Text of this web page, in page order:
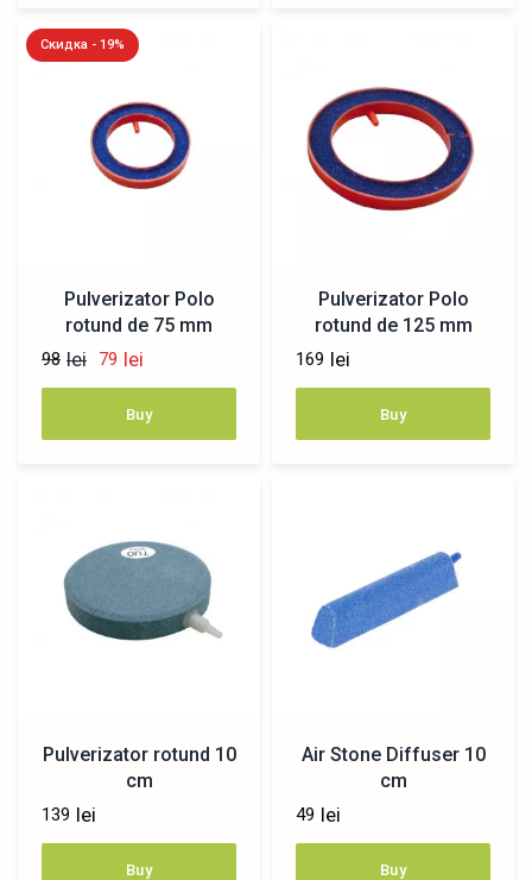
Скидка - 19%
Pulverizator Polo
rotund de 75 mm
98 lei 79 lei
Buy
Pulverizator Polo
rotund de 125 mm
169 lei
Buy
Pulverizator rotund 10
cm
139 lei
Buy
Air Stone Diffuser 10
cm
49 lei
Buy